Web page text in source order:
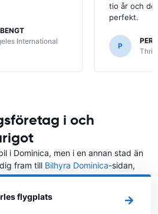
International
tio år och
perfekt.
P
PER
i och
i Dominica, men i en annan stad än
fram till Bilhyra Dominica-sidan,
i Dominica du vill hyra en bil.
flygplats